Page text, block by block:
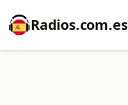
Radios.com.es